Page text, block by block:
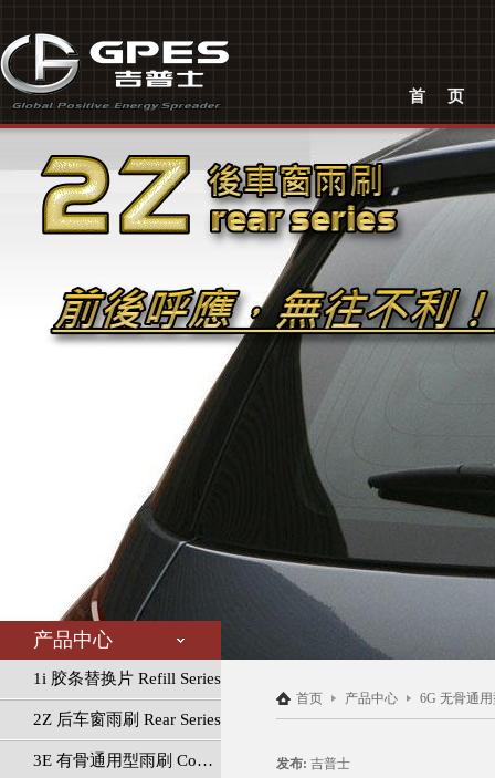
厂时间里，我们成就了本行业出色的供应商。
吉普士
汽车
汽车配件
雨刷
首页
产品中心
1i 胶条替换片 Refill Series
2Z 后车窗雨刷 Rear Series
3E 有骨通用型雨刷 Conventional Series
首页 产品中心 6G 无骨通用
发布: 吉普士